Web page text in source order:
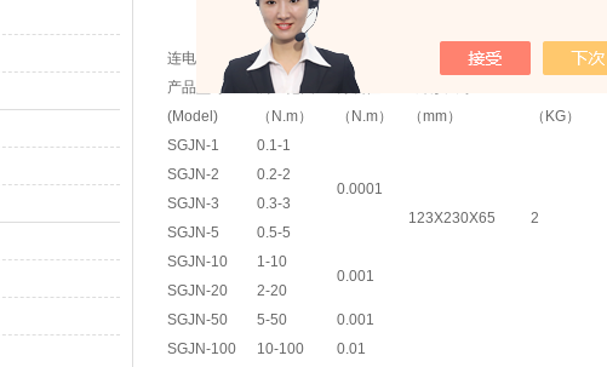
连电脑数字拧紧力扭矩仪规格型号
产品型号
(Model)
测量范围
（N.m）
分度值
（N.m）
（mm）
（KG）
SGJN-1
0.1-1
0.0001
123X230X65
2
SGJN-2
0.2-2
SGJN-3
0.3-3
SGJN-5
0.5-5
SGJN-10
1-10
0.001
SGJN-20
2-20
SGJN-50
5-50 0.001
SGJN-100 10-100
0.01